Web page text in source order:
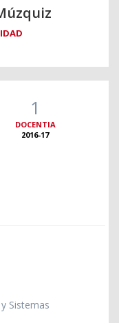
1
DOCENTIA
2016-17
Sistemas